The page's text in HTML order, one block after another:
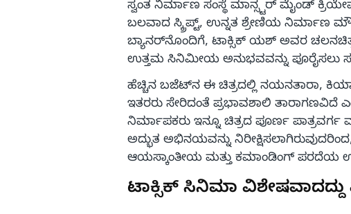
ಸ್ವಂತ ನಿರ್ಮಾಣ ಸಂಸ್ಥೆ ಮಾನ್ಸ್ಟರ್ ಮೈಂಡ್
ಬಲವಾದ ಸ್ಕ್ರಿಪ್ಟ್, ಉನ್ನತ ಶ್ರೇಣಿಯ ನಿರ್ಮಾಣ
ಬ್ಯಾನರ್‌ನೊಂದಿಗೆ, ಟಾಕ್ಸಿಕ್ ಯಶ್ ಅವರ
ಉತ್ತಮ ಸಿನಿಮೀಯ ಅನುಭವವನ್ನು ಪೂರೈಸಲು
ಹೆಚ್ಚಿನ ಬಜೆಟ್‌ನ ಈ ಚಿತ್ರದಲ್ಲಿ ನಯನತಾರಾ,
ಇತರರು ಸೇರಿದಂತೆ ಪ್ರಭಾವಶಾಲಿ ತಾರಾಗಣವಿದೆ
ನಿರ್ಮಾಪಕರು ಇನ್ನೂ ಚಿತ್ರದ ಪೂರ್ಣ ಪಾತ್ರವರ್ಗ
ಅದ್ಭುತ ಅಭಿನಯವನ್ನು
ಆಯಸ್ಕಾಂತೀಯ ಮತ್ತು ಕಮಾಂಡಿಂಗ್ ಪರದೆಯ
ಟಾಕ್ಸಿಕ್ ಸಿನಿಮಾ ವಿಶೇಷವಾದದ್ದು